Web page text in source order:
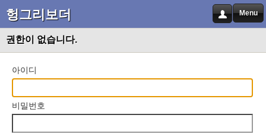
헝그리보더 Menu
권한이 없습니다.
아이디
비밀번호